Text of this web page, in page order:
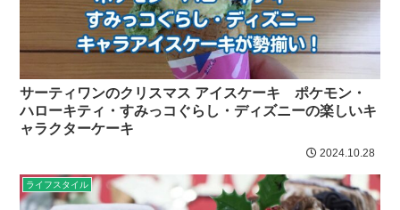
サーティワンのクリスマス アイスケーキ ポケモン・
ハローキティ・すみっコぐらし・ディズニーの楽しいキ
ャラクターケーキ
2024.10.28
ライフスタイル